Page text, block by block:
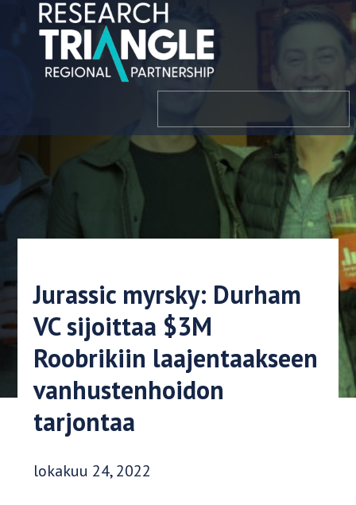
Siirry sisältöön
Jurassic myrsky: Durham
VC sijoittaa $3M
Roobrikiin laajentaakseen
vanhustenhoidon
tarjontaa
Julkaisupäivä:
lokakuu 24, 2022